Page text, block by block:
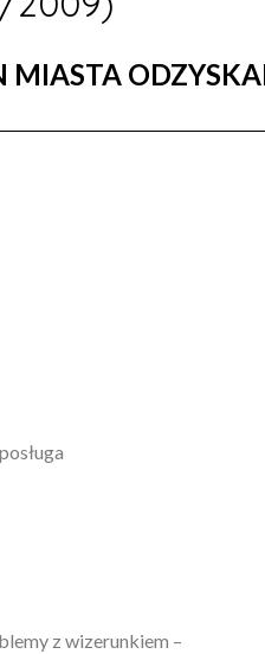
MIASTA
z wizerunkiem –